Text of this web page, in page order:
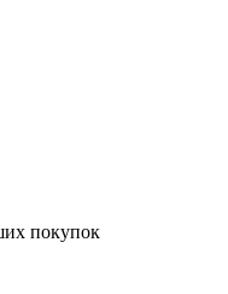
покупок